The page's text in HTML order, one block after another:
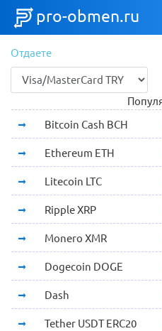
pro-obmen.ru
Отдаете
Bitcoin Cash BCH
Ethereum ETH
Litecoin LTC
Ripple XRP
Monero XMR
Dogecoin DOGE
Dash
Tether USDT ERC20